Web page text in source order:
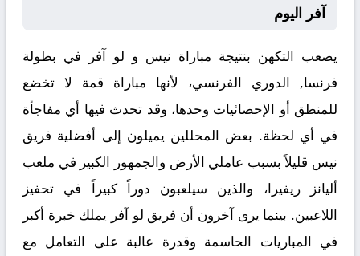
آفر اليوم
يصعب التكهن بنتيجة مباراة نيس و لو آفر
في بطولة
فرنسا, الدوري الفرنسي، لأنها مباراة قمة لا تخضع
للمنطق أو الإحصائيات وحدها، وقد تحدث فيها أي مفاجأة
في أي لحظة. بعض المحللين يميلون إلى أفضلية فريق
نيس قليلاً بسبب عاملي الأرض والجمهور الكبير في ملعب
أليانز ريفيرا، والذين سيلعبون دوراً كبيراً في تحفيز
اللاعبين. بينما يرى آخرون أن فريق لو آفر يملك خبرة أكبر
في المباريات الحاسمة وقدرة عالبة على التعامل مع